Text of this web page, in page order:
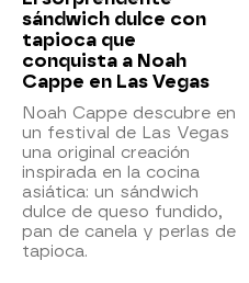
sándwich dulce con
tapioca que
conquista a Noah
Cappe en Las Vegas
Noah Cappe descubre en
un festival de Las Vegas
una original creación
inspirada en la cocina
asiática: un sándwich
dulce de queso fundido,
pan de canela y perlas de
tapioca.